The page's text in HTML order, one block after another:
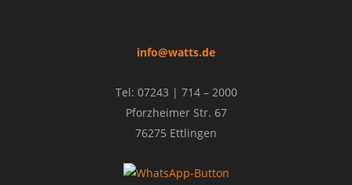
info@watts.de
Tel: 07243 | 714 – 2000
Pforzheimer Str. 67
76275 Ettlingen